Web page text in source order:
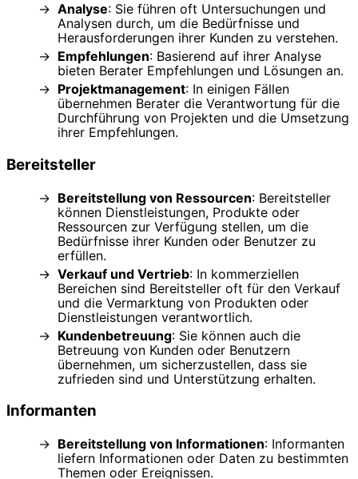
Analyse: Sie führen oft Untersuchungen und
Analysen durch, um die Bedürfnisse und
Herausforderungen ihrer Kunden zu verstehen.
Empfehlungen: Basierend auf ihrer Analyse
bieten Berater Empfehlungen und Lösungen an.
Projektmanagement: In einigen Fällen
übernehmen Berater die Verantwortung für die
Durchführung von Projekten und die Umsetzung
ihrer Empfehlungen.
Bereitsteller
Bereitstellung von Ressourcen: Bereitsteller
können Dienstleistungen, Produkte oder
Ressourcen zur Verfügung stellen, um die
Bedürfnisse ihrer Kunden oder Benutzer zu
erfüllen.
Verkauf und Vertrieb: In kommerziellen
Bereichen sind Bereitsteller oft für den Verkauf
und die Vermarktung von Produkten oder
Dienstleistungen verantwortlich.
Kundenbetreuung: Sie können auch die
Betreuung von Kunden oder Benutzern
übernehmen, um sicherzustellen, dass sie
zufrieden sind und Unterstützung erhalten.
Informanten
Bereitstellung von Informationen: Informanten
liefern Informationen oder Daten zu bestimmten
Themen oder Ereignissen.